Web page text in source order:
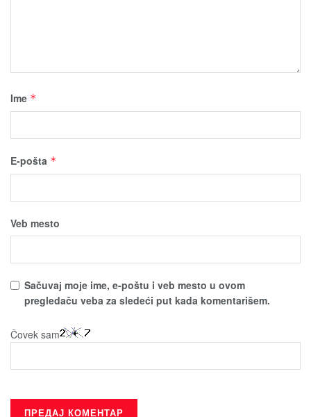
Ime *
E-pošta *
Veb mesto
Sačuvaј moјe ime, e-poštu i veb mesto u ovom
pregledaču veba za sledeći put kada komentarišem.
Čovek sam